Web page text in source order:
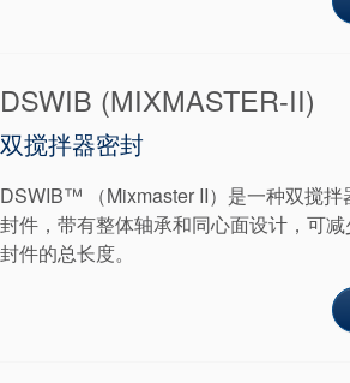
产品手册
视频
DSWIB (MIXMASTER-II)
双搅拌器密封
DSWIB™ （Mixmaster II）是一种双搅拌
封件，带有整体轴承和同心面设计，可
封件的总长度。